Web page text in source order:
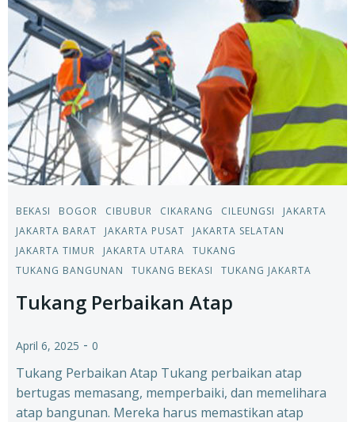
BEKASI BOGOR CIBUBUR CIKARANG CILEUNGSI
JAKARTA
JAKARTA BARAT
JAKARTA PUSAT
JAKARTA SELATAN
JAKARTA TIMUR
JAKARTA UTARA
TUKANG
TUKANG BANGUNAN
TUKANG BEKASI TUKANG JAKARTA
Tukang Perbaikan Atap
April 6, 2025 - 0
Tukang Perbaikan Atap Tukang perbaikan atap
bertugas memasang, memperbaiki, dan memelihara
atap bangunan. Mereka harus memastikan atap